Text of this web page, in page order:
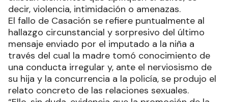
decir, violencia, intimidación o amenazas.
El fallo de Casación se refiere puntualmente al
hallazgo circunstancial y sorpresivo del último
mensaje enviado por el imputado a la niña a
través del cual la madre tomó conocimiento de
una conducta irregular y, ante el nerviosismo de
su hija y la concurrencia a la policía, se produjo el
relato concreto de las relaciones sexuales.